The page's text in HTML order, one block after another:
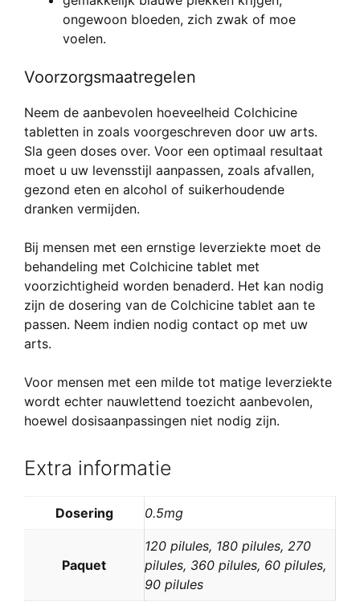
ongewoon bloeden, zich zwak of moe
voelen.
Voorzorgsmaatregelen
Neem de aanbevolen hoeveelheid Colchicine
tabletten in zoals voorgeschreven door uw arts.
Sla geen doses over. Voor een optimaal resultaat
moet u uw levensstijl aanpassen, zoals afvallen,
gezond eten en alcohol of suikerhoudende
dranken vermijden.
Bij mensen met een ernstige leverziekte moet de
behandeling met Colchicine tablet met
voorzichtigheid worden benaderd. Het kan nodig
zijn de dosering van de Colchicine tablet aan te
passen. Neem indien nodig contact op met uw
arts.
Voor mensen met een milde tot matige leverziekte
wordt echter nauwlettend toezicht aanbevolen,
hoewel dosisaanpassingen niet nodig zijn.
Extra informatie
Dosering 0.5mg
Paquet
120 pilules, 180 pilules, 270
pilules, 360 pilules, 60 pilules,
90 pilules